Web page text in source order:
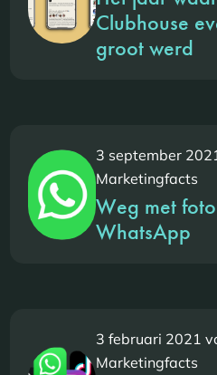
Clubhouse
groot werd
3 september
Marketingfacts
Weg met
WhatsApp
3 februari 2021
Marketingfacts